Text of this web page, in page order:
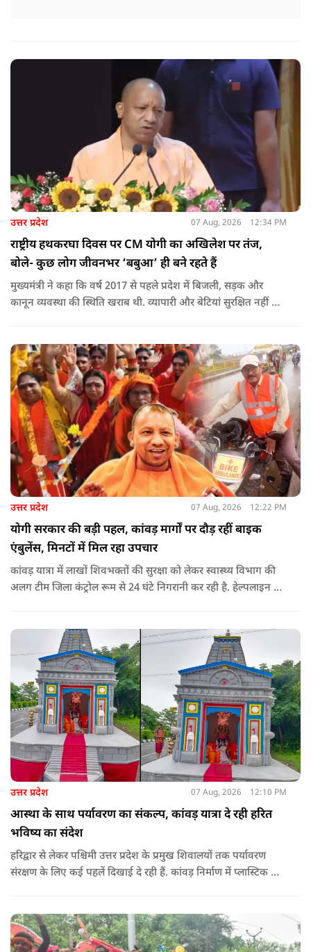
उत्तर प्रदेश 07 Aug, 2026 12:34 PM
राष्ट्रीय हथकरघा दिवस पर CM योगी का अखिलेश पर तंज,
बोले- कुछ लोग जीवनभर ‘बबुआ’ ही बने रहते हैं
मुख्यमंत्री ने कहा कि वर्ष 2017 से पहले प्रदेश में बिजली, सड़क और
कानून व्यवस्था की स्थिति खराब थी. व्यापारी और बेटियां सुरक्षित नहीं थीं.
हस्तशिल्पियों को उठाना पड़ा.
उत्तर प्रदेश 07 Aug, 2026 12:22 PM
योगी सरकार की बड़ी पहल, कांवड़ मार्गों पर दौड़ रहीं बाइक
एंबुलेंस, मिनटों में मिल रहा उपचार
कांवड़ यात्रा में लाखों शिवभक्तों की सुरक्षा को लेकर स्वास्थ्य विभाग की
अलग टीम जिला कंट्रोल रूम से 24 घंटे निगरानी कर रही है. हेल्पलाइन पर
उत्तर प्रदेश 07 Aug, 2026 12:10 PM
आस्था के साथ पर्यावरण का संकल्प, कांवड़ यात्रा दे रही हरित
भविष्य का संदेश
हरिद्वार से लेकर पश्चिमी उत्तर प्रदेश के प्रमुख शिवालयों तक पर्यावरण
संरक्षण के लिए कई पहलें दिखाई दे रही हैं. कांवड़ निर्माण में प्लास्टिक के
पत्तियों का पृथक संग्रह किया जाएगा.